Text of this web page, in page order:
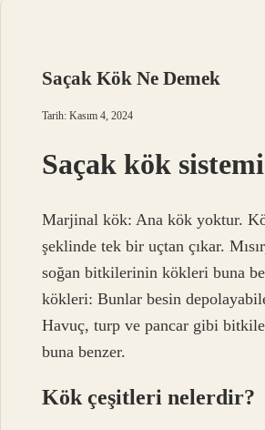
Saçak Kök Ne Demek
Tarih: Kasım 4, 2024
Saçak kök
Marjinal kök: Ana kök yoktur.
şeklinde tek bir uçtan çıkar.
soğan bitkilerinin kökleri buna
kökleri: Bunlar besin
Havuç, turp ve pancar gibi
buna benzer.
Kök çeşitleri nelerdir?